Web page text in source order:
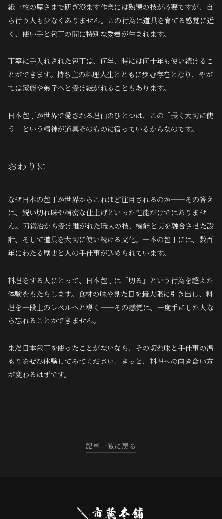
紙一枚の厚さまで研ぎ澄ます作業には熟練の技が必要ですが、自
ら行う人も少なくありません。この行為は道具を育てる感覚に近
く、使い手と包丁の間に特別な愛着が生まれます。
丁寧に手入れされた包丁は、何年、時には何十年も使い続けるこ
とができます。持ち主の料理人生とともに歩む存在となり、やが
ては家族や弟子へと受け継がれることもあります。
日本包丁が世界で愛される理由のひとつは、この「長く大切に使
う」という精神が道具そのものに宿っているからなのです。
おわりに
なぜ日本の包丁が世界からこれほど注目されるのか——その答え
は、鋭い切れ味や精密な仕上げといった性能だけではありませ
ん。刀鍛冶から受け継がれた職人の技、機能と美を融合させた設
計、そして道具を大切に使い続ける文化。一本の包丁には、数百
年にわたる歴史と人の手仕事が込められています。
料理をする人にとって、日本包丁は「切る」という行為を超えた
体験をもたらします。食材の味や見た目を最大限に引き出し、料
理を一段上のレベルへと導く——その感覚は、一度手にした人な
ら忘れることができません。
まだ日本包丁を使ったことがないなら、その切れ味と手仕事の温
もりをぜひ体験してみてください。きっと、料理への向き合い方
が変わるはずです。
記事一覧に戻る